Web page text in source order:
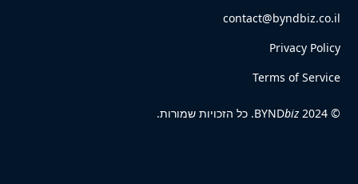
© 2024 BYND
biz . כל הזכויות שמורות.
contact@byndbiz.co.il
Privacy Policy
Terms of Service